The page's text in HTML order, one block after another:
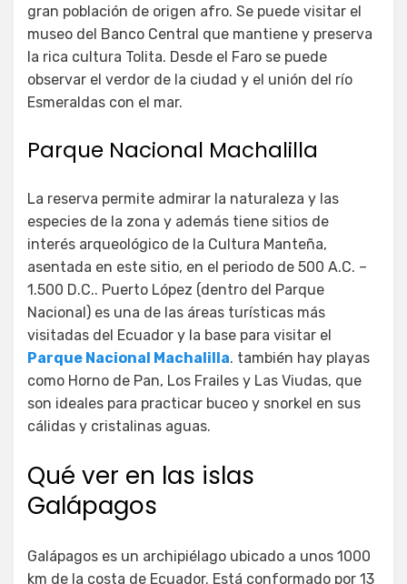
gran población de origen afro. Se puede visitar el
museo del Banco Central que mantiene y preserva
la rica cultura Tolita. Desde el Faro se puede
observar el verdor de la ciudad y el unión del río
Esmeraldas con el mar.
Parque Nacional Machalilla
La reserva permite admirar la naturaleza y las
especies de la zona y además tiene sitios de
interés arqueológico de la Cultura Manteña,
asentada en este sitio, en el periodo de 500 A.C. –
1.500 D.C.. Puerto López (dentro del Parque
Nacional) es una de las áreas turísticas más
visitadas del Ecuador y la base para visitar el
Parque Nacional Machalilla. también hay playas
como Horno de Pan, Los Frailes y Las Viudas, que
son ideales para practicar buceo y snorkel en sus
cálidas y cristalinas aguas.
Qué ver en las islas
Galápagos
Galápagos es un archipiélago ubicado a unos 1000
km de la costa de Ecuador. Está conformado por 13